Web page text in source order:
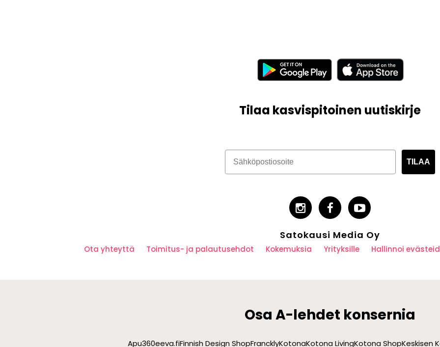
Tilaa kasvispitoinen uutiskirje
TILAA
Satokausi Media Oy
Ota yhteyttä Toimitus- ja palautusehdot Kokemuksia Yrityksille Hallinnoi
Osa A-lehdet konsernia
Apu360eeva.fiFinnish Design ShopFrancklyKotonaKotona LivingKotona ShopKeskisen